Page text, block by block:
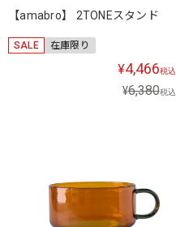
【amabro】 2TONEスタンド
SALE 在庫限り
¥4,466税込
¥6,380税込